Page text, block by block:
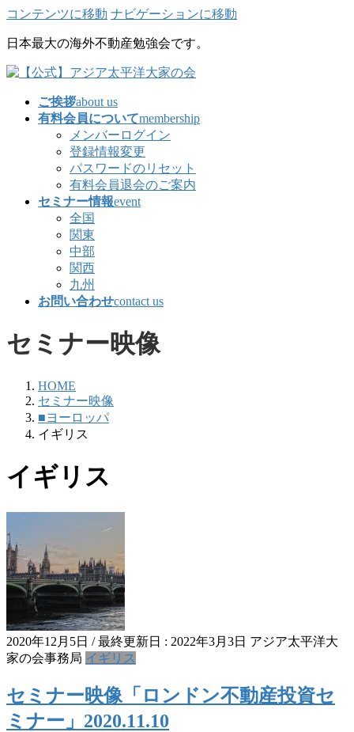
コンテンツに移動 ナビゲーションに移動
日本最大の海外不動産勉強会です。
ご挨拶about us
有料会員についてmembership
メンバーログイン
登録情報変更
パスワードのリセット
有料会員退会のご案内
セミナー情報event
全国
関東
中部
関西
九州
お問い合わせcontact us
セミナー映像
HOME
セミナー映像
■ヨーロッパ
イギリス
イギリス
2020年12月5日 / 最終更新日 : 2022年3月3日 アジア太平洋大
家の会事務局 イギリス
セミナー映像「ロンドン不動産投資セ
ミナー」2020.11.10